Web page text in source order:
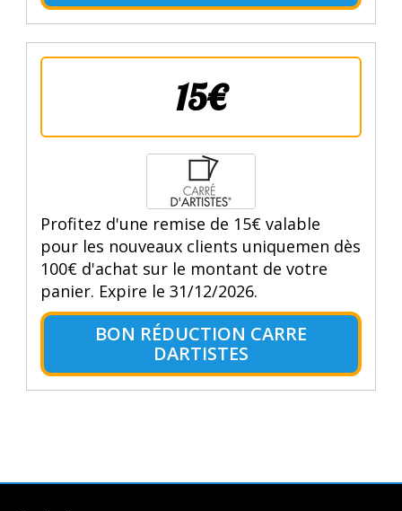
15€
Profitez d'une remise de 15€ valable
pour les nouveaux clients uniquemen dès
100€ d'achat sur le montant de votre
panier. Expire le 31/12/2026.
BON RÉDUCTION CARRE
DARTISTES